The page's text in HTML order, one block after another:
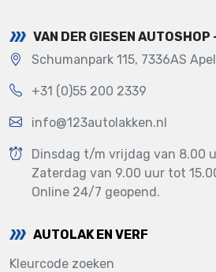
VAN DER GIESEN
Schumanpark 115, 7336AS
+31 (0)55 200 2339
info@123autolakken.nl
Dinsdag t/m vrijdag van 8.00
Zaterdag van 9.00 uur tot
Online 24/7 geopend.
AUTOLAK EN VERF
Kleurcode zoeken